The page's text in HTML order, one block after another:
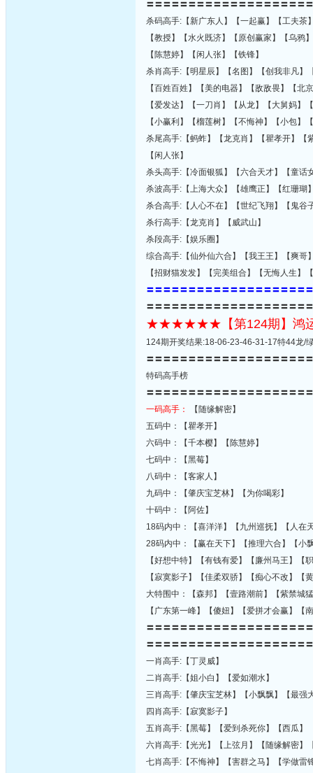
〓〓〓〓〓〓〓〓〓〓〓〓〓〓〓〓〓〓〓
杀码高手:【新广东人】【一起赢】【工夫茶
【教授】【水火既济】【原创赢家】【乌
【陈慧婷】【闲人张】【铁锋】
杀肖高手:【明星辰】【名图】【创我非凡】
【百姓百姓】【美的电器】【敌敌畏】【
【爱发达】【一刀肖】【从龙】【大舅妈
【小赢利】【榴莲树】【不悔神】【小包
杀尾高手:【蚂蚱】【龙克肖】【瞿孝开】【
【闲人张】
杀头高手:【冷面银狐】【六合天才】【童话
杀波高手:【上海大众】【雄鹰正】【红珊瑚
杀合高手:【人心不在】【世纪飞翔】【鬼谷
杀行高手:【龙克肖】【威武山】
杀段高手:【娱乐圈】
综合高手:【仙外仙六合】【我王王】【爽哥
【招财猫发发】【完美组合】【无悔人生】
〓〓〓〓〓〓〓〓〓〓〓〓〓〓〓〓〓〓〓
〓〓〓〓〓〓〓〓〓〓〓〓〓〓〓〓〓〓〓
★★★★★★【第124期】鸿
124期开奖结果:18-06-23-46-31-17特44龙/
〓〓〓〓〓〓〓〓〓〓〓〓〓〓〓〓〓〓〓
特码高手榜
〓〓〓〓〓〓〓〓〓〓〓〓〓〓〓〓〓〓〓
一码高手：
【随缘解密】
五码中：【瞿孝开】
六码中：【千本樱】【陈慧婷】
七码中：【黑莓】
八码中：【客家人】
九码中：【肇庆宝芝林】【为你喝彩】
十码中：【阿佐】
18码内中：【喜洋洋】【九州巡抚】【人在
28码内中：【赢在天下】【推理六合】【小
【好想中特】【有钱有爱】【廉州马王】
【寂寞影子】【佳柔双骄】【痴心不改】【
大特围中：【森邦】【壹路潮前】【紫禁城
【广东第一峰】【傻妞】【爱拼才会赢】【
〓〓〓〓〓〓〓〓〓〓〓〓〓〓〓〓〓〓〓
〓〓〓〓〓〓〓〓〓〓〓〓〓〓〓〓〓〓〓
一肖高手:【丁灵威】
二肖高手:【姐小白】【爱如潮水】
三肖高手:【肇庆宝芝林】【小飘飘】【最强
四肖高手:【寂寞影子】
五肖高手:【黑莓】【爱到杀死你】【西瓜】
六肖高手:【光光】【上弦月】【随缘解密】
七肖高手:【不悔神】【害群之马】【学做雷